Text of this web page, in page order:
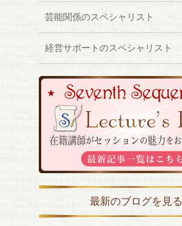
芸能関係のスペシャリスト
経営サポートのスペシャリスト
最新のブログを見る